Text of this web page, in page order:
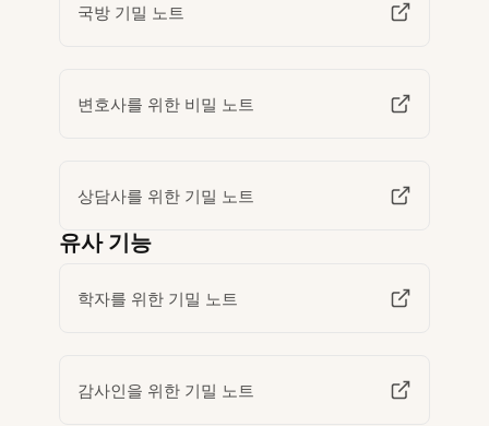
국방 기밀 노트
변호사를 위한 비밀 노트
상담사를 위한 기밀 노트
유사 기능
학자를 위한 기밀 노트
감사인을 위한 기밀 노트